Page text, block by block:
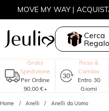
MOVE MY WAY |
Cerca
Gratis
Spedizione
Per Ordine
90,00 €+
Reso &
Cambio
Entro 30
Giorni
Home Anelli Anelli da Uomo